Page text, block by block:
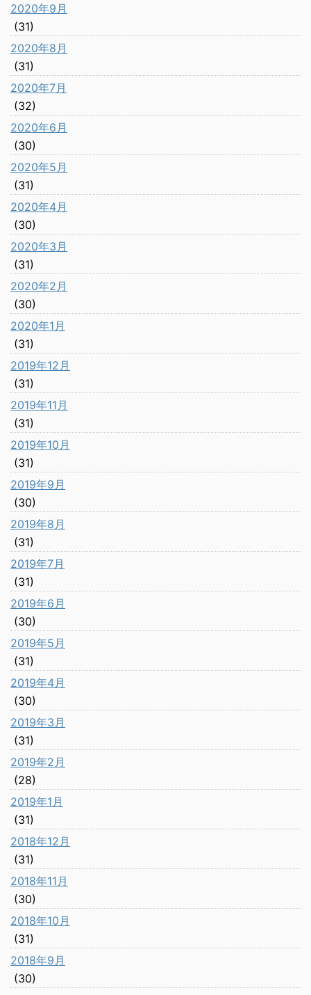
2020年9月
(31)
2020年8月
(31)
2020年7月
(32)
2020年6月
(30)
2020年5月
(31)
2020年4月
(30)
2020年3月
(31)
2020年2月
(30)
2020年1月
(31)
2019年12月
(31)
2019年11月
(31)
2019年10月
(31)
2019年9月
(30)
2019年8月
(31)
2019年7月
(31)
2019年6月
(30)
2019年5月
(31)
2019年4月
(30)
2019年3月
(31)
2019年2月
(28)
2019年1月
(31)
2018年12月
(31)
2018年11月
(30)
2018年10月
(31)
2018年9月
(30)